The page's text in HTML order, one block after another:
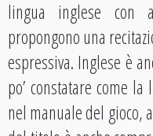
lingua inglese con
propongono una
espressiva. Inglese è
po’ constatare come
nel manuale del gioco,